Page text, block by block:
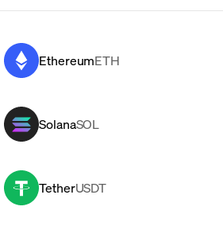
EthereumETH
SolanaSOL
TetherUSDT